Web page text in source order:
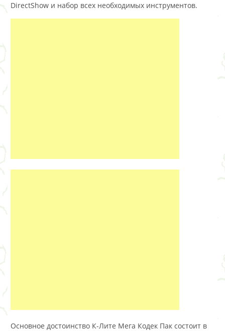
DirectShow и набор всех необходимых инструментов.
Основное достоинство К-Лите Мега Кодек Пак состоит в